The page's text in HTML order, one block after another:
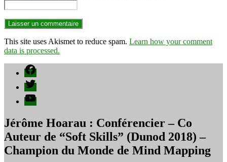
This site uses Akismet to reduce spam. Learn how your comment
data is processed.
Facebook
Twitter
YouTube
Jérôme Hoarau : Conférencier – Co
Auteur de “Soft Skills” (Dunod 2018) –
Champion du Monde de Mind Mapping